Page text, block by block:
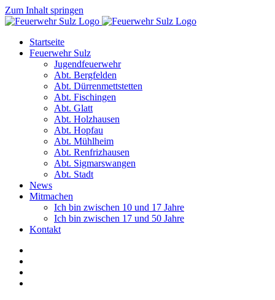
Zum Inhalt springen
Startseite
Feuerwehr Sulz
Jugendfeuerwehr
Abt. Bergfelden
Abt. Dürrenmettstetten
Abt. Fischingen
Abt. Glatt
Abt. Holzhausen
Abt. Hopfau
Abt. Mühlheim
Abt. Renfrizhausen
Abt. Sigmarswangen
Abt. Stadt
News
Mitmachen
Ich bin zwischen 10 und 17 Jahre
Ich bin zwischen 17 und 50 Jahre
Kontakt